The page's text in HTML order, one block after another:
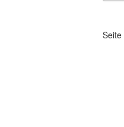
Seite